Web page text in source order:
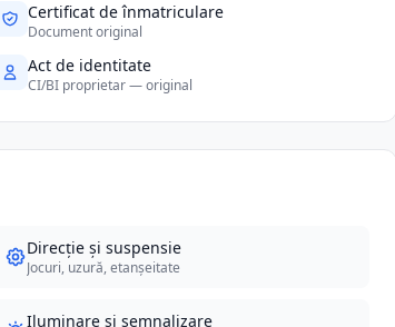
Certificat de înmatriculare
Document original
Act de identitate
CI/BI proprietar — original
Direcție și suspensie
Jocuri, uzură, etanșeitate
Iluminare și semnalizare